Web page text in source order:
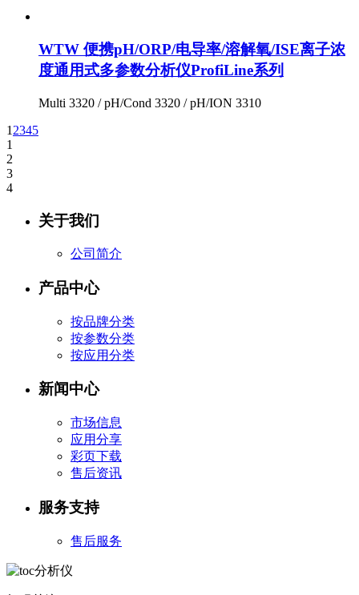
WTW 便携pH/ORP/电导率/溶解氧/ISE离子浓
度通用式多参数分析仪ProfiLine系列
Multi 3320 / pH/Cond 3320 / pH/ION 3310
1 2345
1
2
3
4
关于我们
公司简介
产品中心
按品牌分类
按参数分类
按应用分类
新闻中心
市场信息
应用分享
彩页下载
售后资讯
服务支持
售后服务